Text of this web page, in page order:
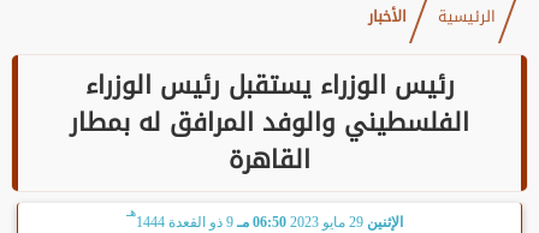
الرئيسية الأخبار
رئيس الوزراء يستقبل رئيس الوزراء
الفلسطيني والوفد المرافق له بمطار
القاهرة
الإثنين 06:50 مـ 9 ذو القعدة 1444
هـ